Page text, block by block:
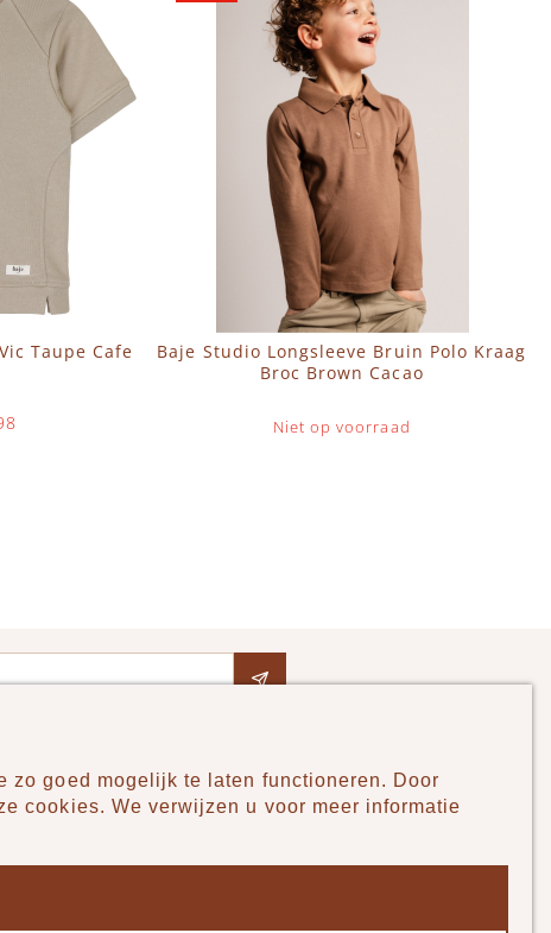
Taupe Cafe
Baje Studio Longsleeve Bruin Polo Kraag
Broc Brown Cacao
Niet op voorraad
Pudilo
zo goed mogelijk te laten functioneren. Door
cookies. We verwijzen u voor meer informatie